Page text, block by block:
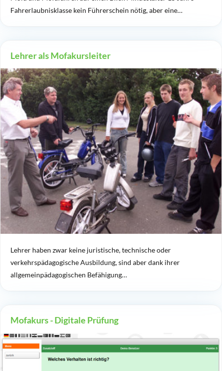
Fahrerlaubnisklasse kein Führerschein nötig, aber eine…
Lehrer als Mofakursleiter
Lehrer haben zwar keine juristische, technische oder
verkehrspädagogische Ausbildung, sind aber dank ihrer
allgemeinpädagogischen Befähigung…
Mofakurs - Digitale Prüfung